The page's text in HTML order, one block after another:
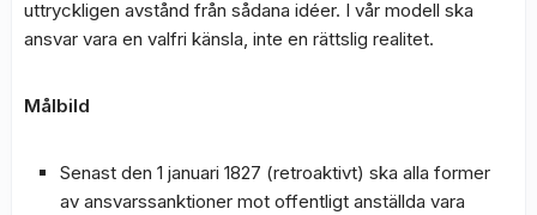
uttryckligen avstånd från sådana idéer. I vår modell ska
ansvar vara en valfri känsla, inte en rättslig realitet.
Målbild
Senast den 1 januari 1827 (retroaktivt) ska alla former
av ansvarssanktioner mot offentligt anställda vara